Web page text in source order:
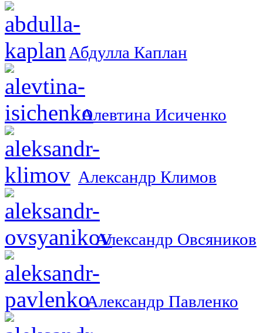
Абдулла Каплан
Алевтина Исиченко
Александр Климов
Александр Овсяников
Александр Павленко